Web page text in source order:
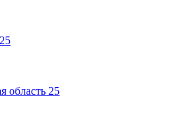
25
область 25